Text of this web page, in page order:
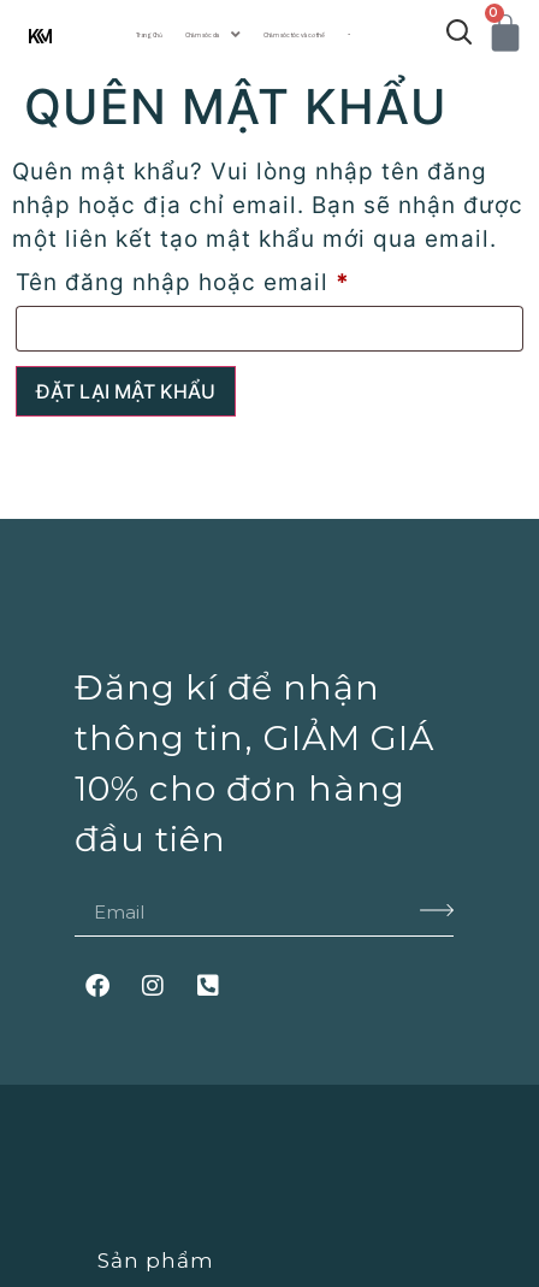
Trang Chủ Chăm sóc da Chăm sóc tóc và cơ thể ···
0
QUÊN MẬT KHẨU
Quên mật khẩu? Vui lòng nhập tên đăng
nhập hoặc địa chỉ email. Bạn sẽ nhận được
một liên kết tạo mật khẩu mới qua email.
Tên đăng nhập hoặc email *
ĐẶT LẠI MẬT KHẨU
Đăng kí để nhận
thông tin, GIẢM GIÁ
10% cho đơn hàng
đầu tiên
Sản phẩm